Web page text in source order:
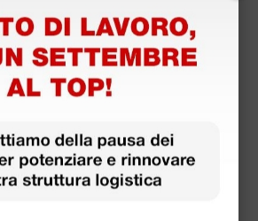
Branson 2800 CPXH - 2.8l -
riscaldamento